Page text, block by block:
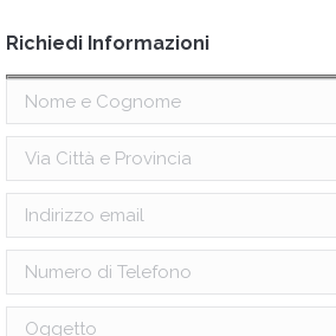
Richiedi Informazioni